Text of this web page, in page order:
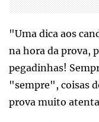
"Uma dica aos
na hora da prova,
pegadinhas!
"sempre", coisas
prova muito